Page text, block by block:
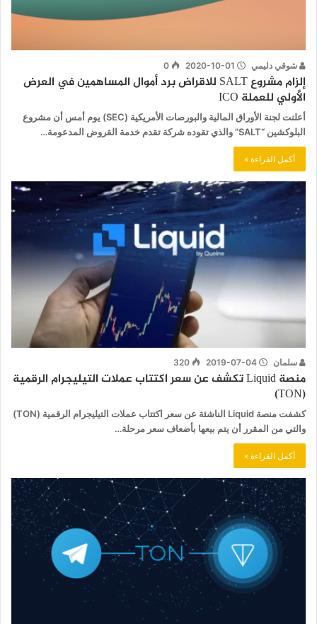
شوقي دليمي 2020-10-01
0
إلزام مشروع SALT للاقراض برد أموال المساهمين في العرض
الأولي للعملة ICO
أعلنت لجنة الأوراق المالية والبورصات الأمريكية (SEC) يوم أمس أن مشروع
البلوكشين “SALT” والذي تقوده شركة تقدم خدمة القروض المدعومة…
أكمل القراءة »
سلمان 2019-07-04
320
منصة Liquid تكشف عن سعر اكتتاب عملات التيليجرام الرقمية
(TON)
كشفت منصة Liquid الناشئة عن سعر اكتتاب عملات التيليجرام الرقمية (TON)
والتي من المقرر أن يتم بيعها بأضعاف سعر مرحلة…
أكمل القراءة »